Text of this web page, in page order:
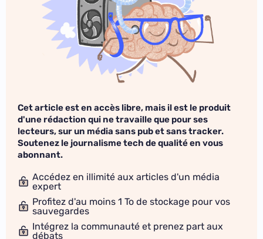
Cet article est en accès libre, mais il est le produit
d'une rédaction qui ne travaille que pour ses
lecteurs, sur un média sans pub et sans tracker.
Soutenez le journalisme tech de qualité en vous
abonnant.
Accédez en illimité aux articles d'un média
expert
Profitez d'au moins 1 To de stockage pour vos
sauvegardes
Intégrez la communauté et prenez part aux
débats